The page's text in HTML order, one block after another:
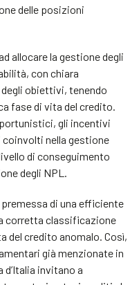
delle posizioni
allocare la gestione degli
con chiara
obiettivi, tenendo
fase di vita del credito.
gli incentivi
nella gestione
di conseguimento
degli NPL.
di una efficiente
corretta classificazione
del credito anomalo. Così,
già menzionate in
d’Italia invitano a